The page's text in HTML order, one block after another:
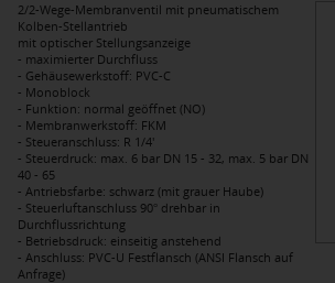
2/2-Wege-Membranventil mit pneumatischem
Kolben-Stellantrieb
mit optischer Stellungsanzeige
- maximierter Durchfluss
- Gehäusewerkstoff: PVC-C
- Monoblock
- Funktion: normal geöffnet (NO)
- Membranwerkstoff: FKM
- Steueranschluss: R 1/4'
- Steuerdruck: max. 6 bar DN 15 - 32, max. 5 bar DN
40 - 65
- Antriebsfarbe: schwarz (mit grauer Haube)
- Steuerluftanschluss 90° drehbar in
Durchflussrichtung
- Betriebsdruck: einseitig anstehend
- Anschluss: PVC-U Festflansch (ANSI Flansch auf
Anfrage)